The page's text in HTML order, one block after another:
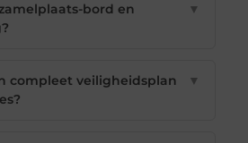
bord en
▼
compleet veiligheidsplan
▼